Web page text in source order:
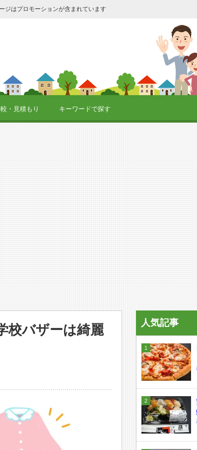
ジはプロモーションが含まれています
・見積もり キーワードで探す
校バザーは綺麗
人気記事